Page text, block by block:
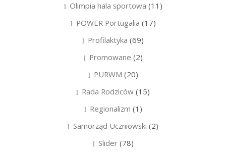
Olimpia hala sportowa (11)
POWER Portugalia (17)
Profilaktyka (69)
Promowane (2)
PURWM (20)
Rada Rodziców (15)
Regionalizm (1)
Samorząd Uczniowski (2)
Slider(78)